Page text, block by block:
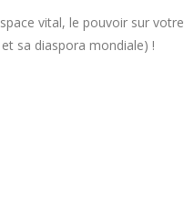
vital, le pouvoir sur votre
sa diaspora mondiale) !